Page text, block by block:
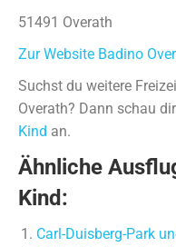
51491 Overath
Zur Website Badino
Suchst du weitere
Overath? Dann schau
Kind an.
Ähnliche
Kind:
Carl-Duisberg-Park